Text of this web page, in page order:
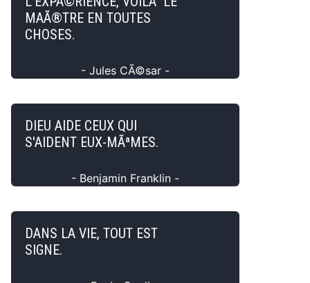
MAÃ®TRE EN TOUTES
CHOSES.
- Jules CÃ©sar -
DIEU AIDE CEUX QUI
S'AIDENT EUX-MÃªMES.
- Benjamin Franklin -
DANS LA VIE, TOUT EST
SIGNE.